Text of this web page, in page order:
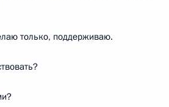
только, поддерживаю.